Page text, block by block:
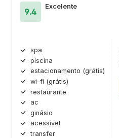
9.4
Excelente
spa
piscina
estacionamento (grátis)
wi-fi (grátis)
restaurante
ac
ginásio
acessível
transfer